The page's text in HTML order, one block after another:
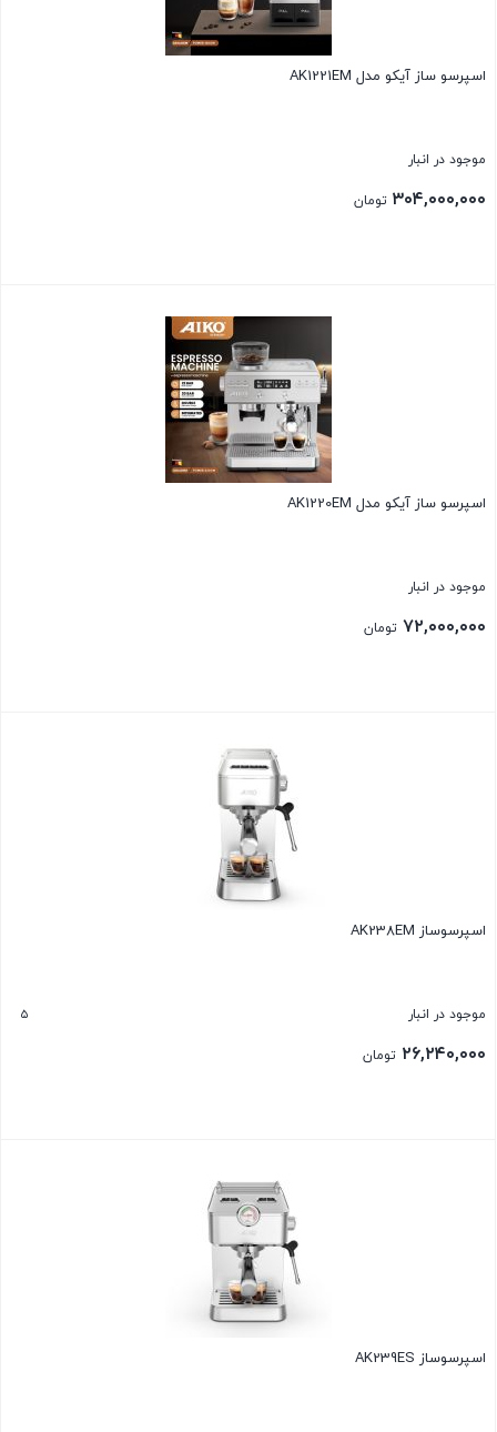
اسپرسو ساز آیکو مدل AK1221EM
موجود در انبار
۳۰۴,۰۰۰,۰۰۰ تومان
اسپرسو ساز آیکو مدل AK1220EM
موجود در انبار
۷۲,۰۰۰,۰۰۰ تومان
اسپرسوساز AK238EM
موجود در انبار ۵
۲۶,۲۴۰,۰۰۰ تومان
اسپرسوساز AK239ES